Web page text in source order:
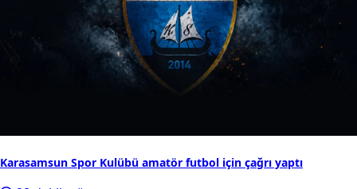
Karasamsun Spor Kulübü amatör futbol için çağrı yaptı